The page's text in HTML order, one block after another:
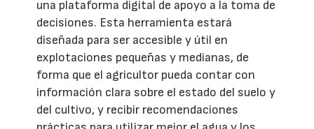
una plataforma digital de apoyo a la toma de
decisiones. Esta herramienta estará
diseñada para ser accesible y útil en
explotaciones pequeñas y medianas, de
forma que el agricultor pueda contar con
información clara sobre el estado del suelo y
del cultivo, y recibir recomendaciones